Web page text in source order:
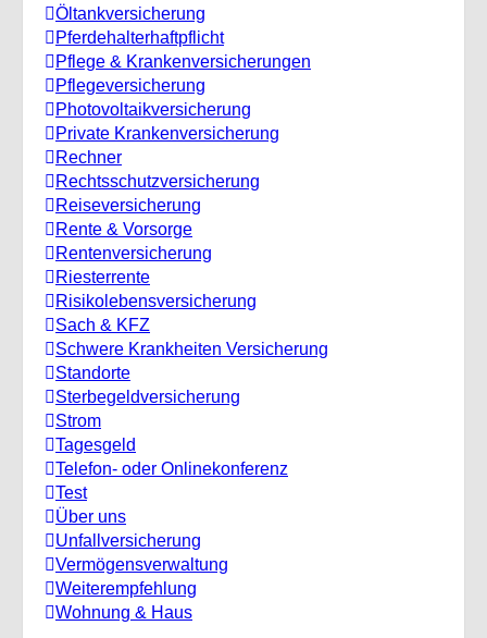
Öltankversicherung
Pferdehalterhaftpflicht
Pflege & Krankenversicherungen
Pflegeversicherung
Photovoltaikversicherung
Private Krankenversicherung
Rechner
Rechtsschutzversicherung
Reiseversicherung
Rente & Vorsorge
Rentenversicherung
Riesterrente
Risikolebensversicherung
Sach & KFZ
Schwere Krankheiten Versicherung
Standorte
Sterbegeldversicherung
Strom
Tagesgeld
Telefon- oder Onlinekonferenz
Test
Über uns
Unfallversicherung
Vermögensverwaltung
Weiterempfehlung
Wohnung & Haus